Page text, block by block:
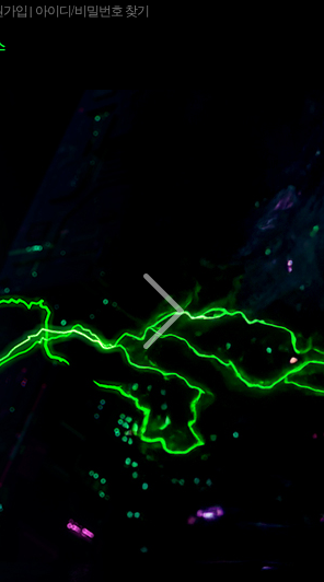
가입 | 아이디 /비밀번호 찾기